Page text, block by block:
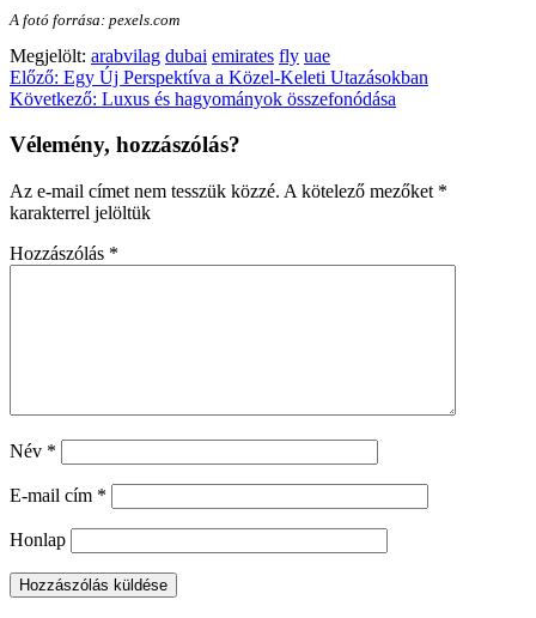
A fotó forrása: pexels.com
Megjelölt: arabvilag dubai emirates fly uae
Bejegyzés
navigáció
Előző: Egy Új Perspektíva a Közel-Keleti Utazásokban
Következő: Luxus és hagyományok összefonódása
Vélemény, hozzászólás?
Az e-mail címet nem tesszük közzé. A kötelező mezőket *
karakterrel jelöltük
Hozzászólás *
Név *
E-mail cím *
Honlap